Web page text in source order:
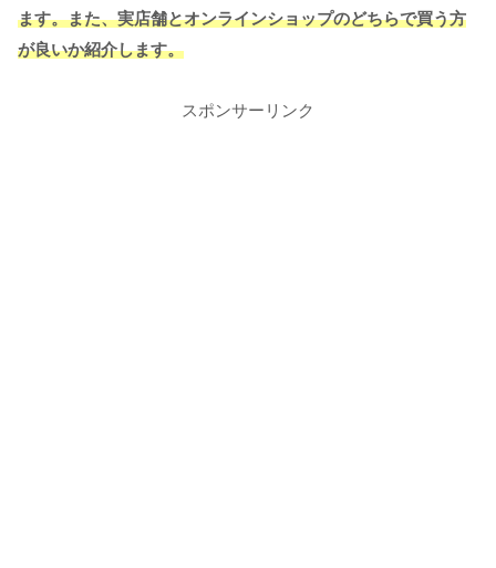
ます。また、実店舗とオンラインショップのどちらで買う方
が良いか紹介します。
スポンサーリンク